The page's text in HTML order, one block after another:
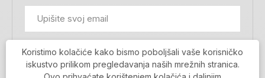
Prihvaćam da se moji podaci spremaju u bazu
podataka i koriste u svrhu slanja MojaRijeka
Koristimo kolačiće kako bismo poboljšali vaše korisničko
iskustvo prilikom pregledavanja naših mrežnih stranica.